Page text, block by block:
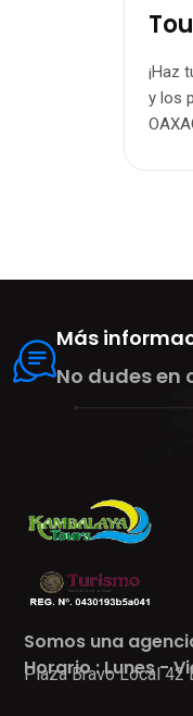
¡Haz
y los
Más
No dudes
Somos una
Horario : Lunes -
Plaza Bravo Local 42